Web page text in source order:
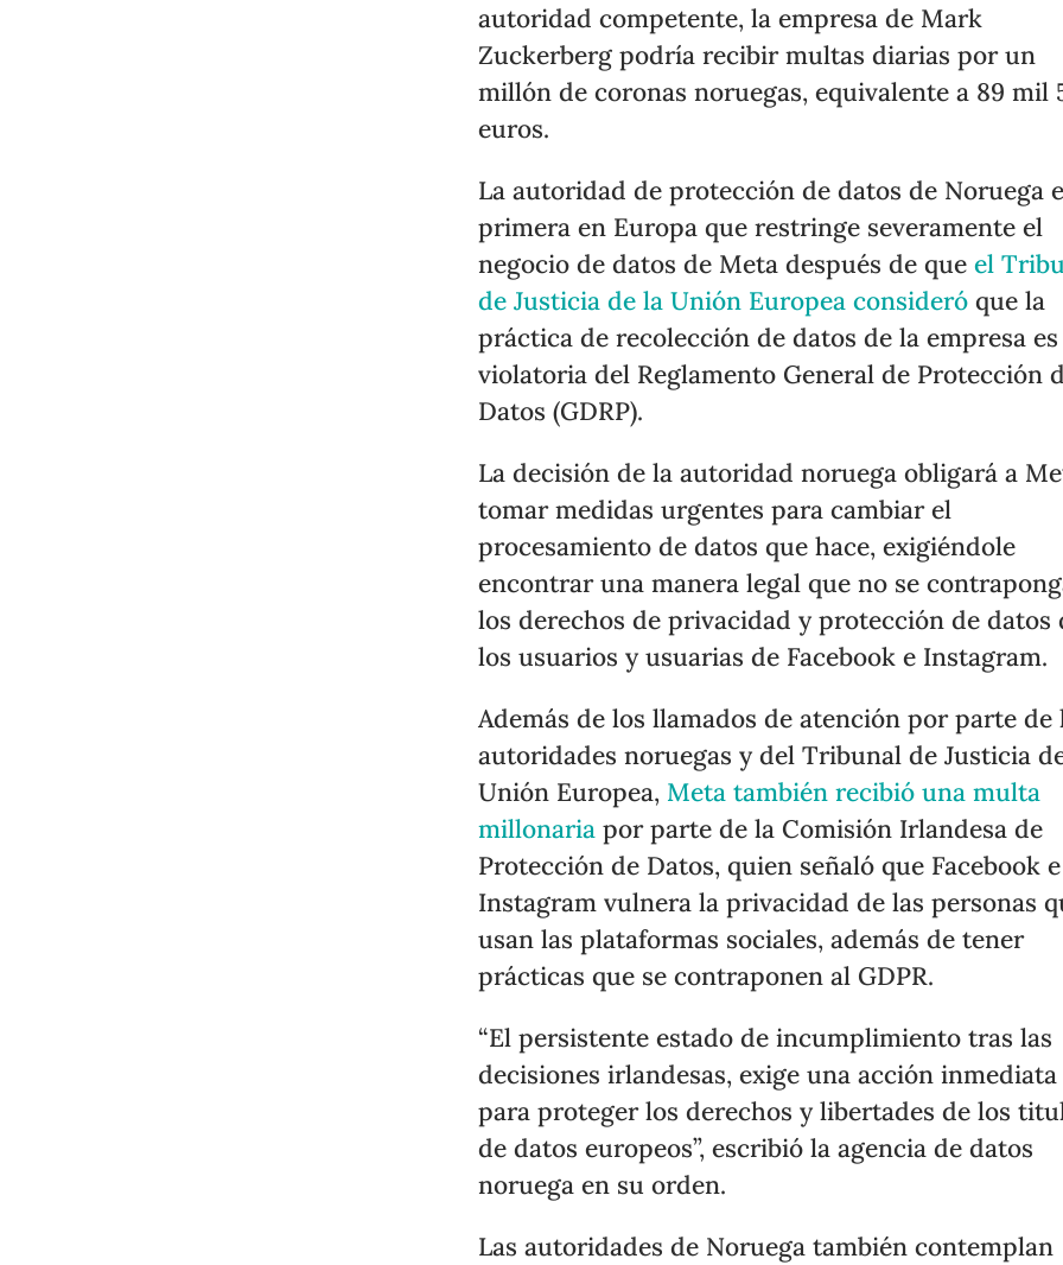
autoridad competente, la empresa de Mark
Zuckerberg podría recibir multas diarias por un
millón de coronas noruegas, equivalente a 89 mil
euros.
La autoridad de protección de datos de Noruega
primera en Europa que restringe severamente el
negocio de datos de Meta después de queel
de Justicia de la Unión Europea consideró que la
práctica de recolección de datos de la empresa es
violatoria del Reglamento General de Protección
Datos (GDRP).
La decisión de la autoridad noruega obligará a
tomar medidas urgentes para cambiar el
procesamiento de datos que hace, exigiéndole
encontrar una manera legal que no se
los derechos de privacidad y protección de datos
los usuarios y usuarias de Facebook e Instagram.
Además de los llamados de atención por parte de
autoridades noruegas y del Tribunal de Justicia
Unión Europea, Meta también recibió una multa
millonaria por parte de la Comisión Irlandesa de
Protección de Datos, quien señaló que Facebook e
Instagram vulnera la privacidad de las personas
usan las plataformas sociales, además de tener
prácticas que se contraponen al GDPR.
“El persistente estado de incumplimiento tras las
decisiones irlandesas, exige una acción inmediata
para proteger los derechos y libertades de los
de datos europeos”, escribió la agencia de datos
noruega en su orden.
Las autoridades de Noruega también contemplan